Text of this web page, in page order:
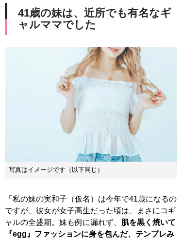
41歳の妹は、近所でも有名なギ
ャルママでした
写真はイメージです（以下同じ）
「私の妹の実和子（仮名）は今年で41歳になるの
ですが、彼女が女子高生だった頃は、まさにコギ
ャルの全盛期。妹も例に漏れず、 肌を黒く焼いて
『egg』ファッションに身を包んだ、テンプレみ